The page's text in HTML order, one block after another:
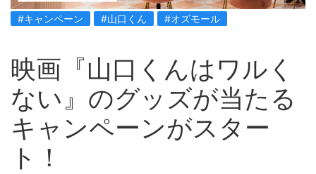
#キャンペーン #山口くん #オズモール
映画『山口くんはワルく
ない』のグッズが当たる
キャンペーンがスター
ト！